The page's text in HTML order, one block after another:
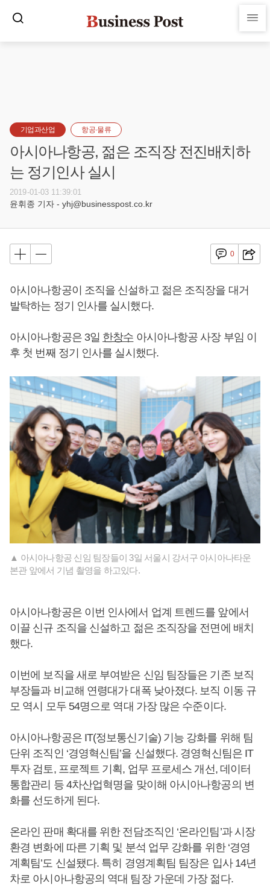
기업과산업 항공·물류
아시아나항공, 젊은 조직장 전진배치하
는 정기인사 실시
2019-01-03 11:39:01
윤휘종 기자 - yhj@businesspost.co.kr
0
아시아나항공이 조직을 신설하고 젊은 조직장을 대거
발탁하는 정기 인사를 실시했다.
아시아나항공은 3일 한창수 아시아나항공 사장 부임 이
후 첫 번째 정기 인사를 실시했다.
▲ 아시아나항공 신임 팀장들이 3일 서울시 강서구 아시아나타운
본관 앞에서 기념 촬영을 하고있다.
아시아나항공은 이번 인사에서 업계 트렌드를 앞에서
이끌 신규 조직을 신설하고 젊은 조직장을 전면에 배치
했다.
이번에 보직을 새로 부여받은 신임 팀장들은 기존 보직
부장들과 비교해 연령대가 대폭 낮아졌다. 보직 이동 규
모 역시 모두 54명으로 역대 가장 많은 수준이다.
아시아나항공은 IT(정보통신기술) 기능 강화를 위해 팀
단위 조직인 ‘경영혁신팀’을 신설했다. 경영혁신팀은 IT
투자 검토, 프로젝트 기획, 업무 프로세스 개선, 데이터
통합관리 등 4차산업혁명을 맞이해 아시아나항공의 변
화를 선도하게 된다.
온라인 판매 확대를 위한 전담조직인 ‘온라인팀’과 시장
환경 변화에 따른 기획 및 분석 업무 강화를 위한 ‘경영
계획팀’도 신설됐다. 특히 경영계획팀 팀장은 입사 14년
차로 아시아나항공의 역대 팀장 가운데 가장 젊다.